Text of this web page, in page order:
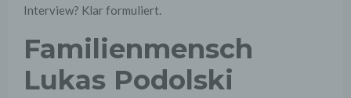
Interview? Klar formuliert.
Familienmensch
Lukas Podolski